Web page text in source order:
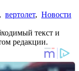
, вертолет, Новости
текст и
редакции.